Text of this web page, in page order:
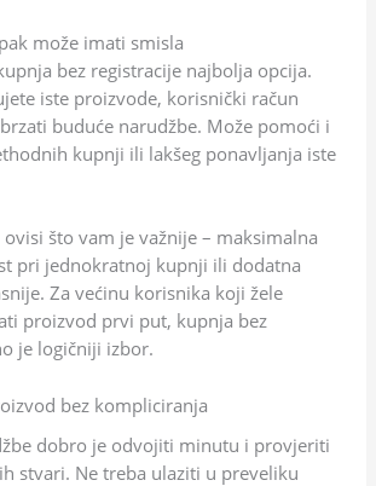
može imati smisla
bez registracije najbolja opcija.
iste proizvode, korisnički račun
buduće narudžbe. Može pomoći i
kupnji ili lakšeg ponavljanja iste
što vam je važnije – maksimalna
pri jednokratnoj kupnji ili dodatna
Za većinu korisnika koji žele
proizvod prvi put, kupnja bez
je logičniji izbor.
bez kompliciranja
dobro je odvojiti minutu i provjeriti
stvari. Ne treba ulaziti u preveliku